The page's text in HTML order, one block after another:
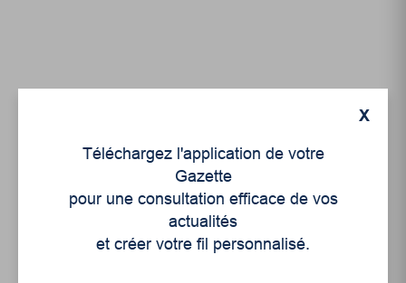
Articles récents
Un siècle de Mauriciennes dans la presse
X
Téléchargez l'application de votre
Gazette
pour une consultation efficace de vos
actualités
et créer votre fil personnalisé.